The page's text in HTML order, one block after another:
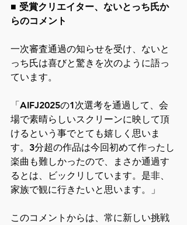
■ 受賞クリエイター、ないとっち氏か
らのコメント
一次審査通過の知らせを受け、ないと
っち氏は喜びと驚きを次のように語っ
ています。
「AIFJ2025の1次選考を通過して、会
場で素晴らしいスクリーンに映して頂
けるという事でとても嬉しく思いま
す。3分超の作品は今回初めて作ったし
楽曲も難しかったので、まさか通過す
るとは、ビックリしています。是非、
家族で観に行きたいと思います。」
このコメントからは、常に新しい挑戦